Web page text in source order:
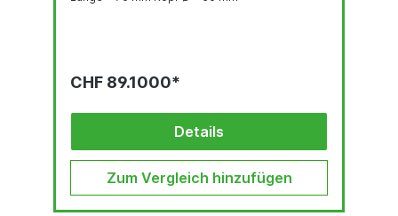
CHF 89.1000*
Details
Zum Vergleich hinzufügen